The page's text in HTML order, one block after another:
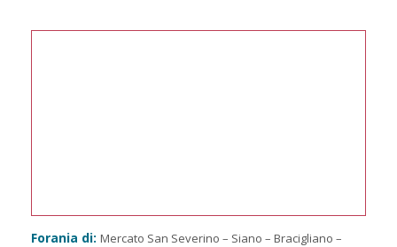
Forania di: Mercato San Severino – Siano – Bracigliano –